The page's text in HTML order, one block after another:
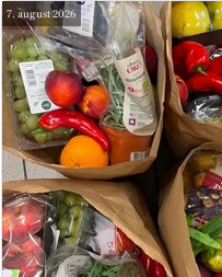
7. august 2026